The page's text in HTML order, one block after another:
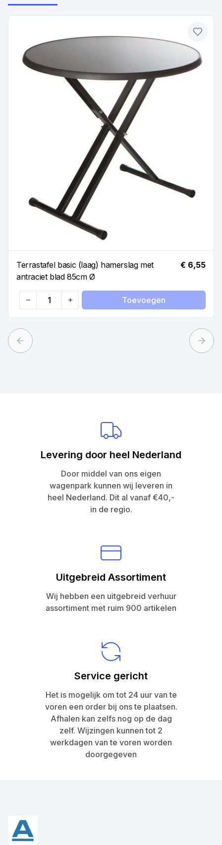
Terrastafel basic (laag) hamerslag met
antraciet blad 85cm Ø
€ 6,55
Quantity
Toevoegen
Previous slide Next
Levering door heel Nederland
Door middel van ons eigen
wagenpark kunnen wij leveren in
heel Nederland. Dit al vanaf €40,-
in de regio.
Uitgebreid Assortiment
Wij hebben een uitgebreid verhuur
assortiment met ruim 900 artikelen
Service gericht
Het is mogelijk om tot 24 uur van te
voren een order bij ons te plaatsen.
Afhalen kan zelfs nog op de dag
zelf. Wijzingen kunnen tot 2
werkdagen van te voren worden
doorgegeven